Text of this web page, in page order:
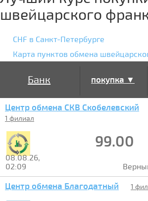
швейцарского
CHF в Санкт-Петербурге
Карта пунктов обмена
Банк покупка ▼
Центр обмена СКВ Скобелевский
1 филиал
99.00
08.08.26,
02:09
Центр обмена Благодатный 1